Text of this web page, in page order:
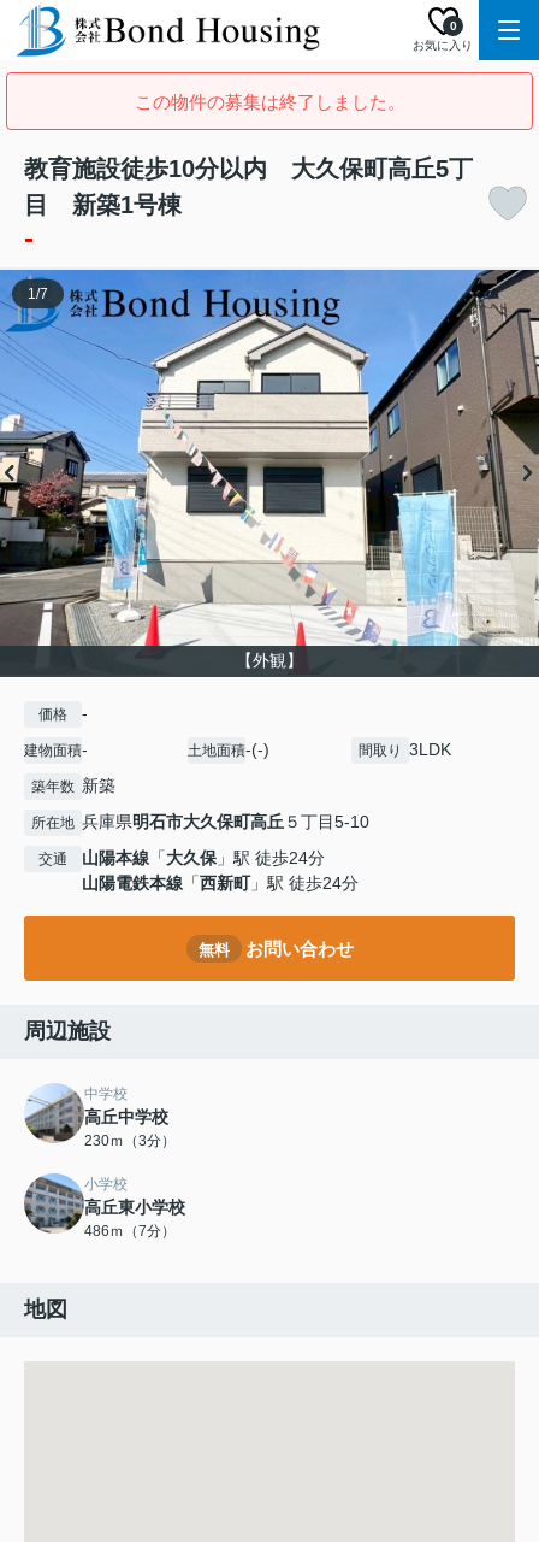
お気に入り
0
この物件の募集は終了しました。
教育施設徒歩10分以内 大久保町高丘5丁
目 新築1号棟
-
【外観】
1/7
価格 -
建物面積- 土地面積-(-) 間取り 3LDK
築年数 新築
所在地 兵庫県明石市大久保町高丘５丁目5-10
交通 山陽本線 「大久保」駅 徒歩24分
山陽電鉄本線 「西新町」駅 徒歩24分
無料 お問い合わせ
周辺施設
中学校
高丘中学校
230ｍ（3分）
小学校
高丘東小学校
486ｍ（7分）
地図